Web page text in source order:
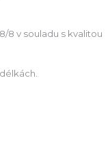
8 v souladu s kvalitou